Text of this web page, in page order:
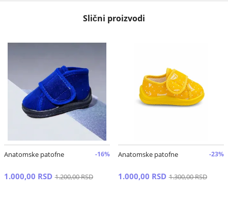
Slični proizvodi
Anatomske patofne -16%
1.000,00 RSD 1.200,00 RSD
Anatomske patofne -23%
1.000,00 RSD 1.300,00 RSD